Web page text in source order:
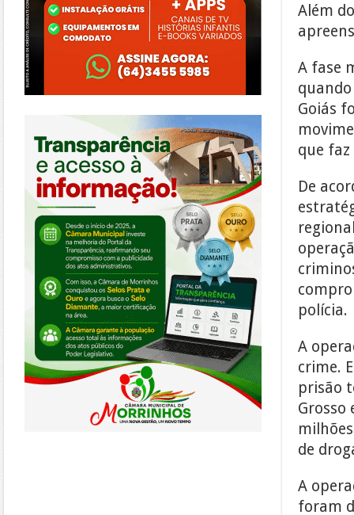
Além
A fase
Goiás
que
De
polícia.
A
crime.
prisão
Grosso
de
A
foram
https://morrinhos.go.leg.br/